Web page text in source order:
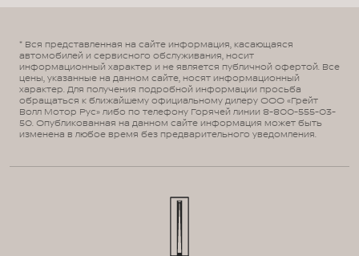
* Вся представленная на сайте информация, касающаяся
автомобилей и сервисного обслуживания, носит
информационный характер и не является публичной офертой. Все
цены, указанные на данном сайте, носят информационный
характер. Для получения подробной информации просьба
обращаться к ближайшему официальному дилеру ООО «Грейт
Волл Мотор Рус» либо по телефону Горячей линии 8-800-555-03-
50. Опубликованная на данном сайте информация может быть
изменена в любое время без предварительного уведомления.